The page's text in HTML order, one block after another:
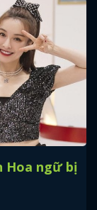
Hoa ngữ bị